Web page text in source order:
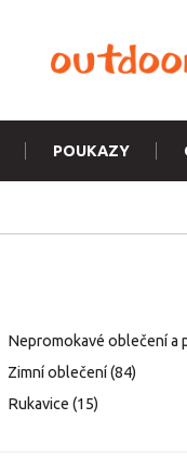
POUKAZY
Nepromokavé oblečení a
Zimní oblečení(84)
Rukavice (15)